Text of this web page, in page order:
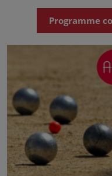
Programme